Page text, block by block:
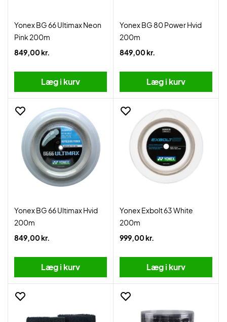
Yonex BG 66 Ultimax Neon
Pink 200m
849,00 kr.
Læg i kurv
Yonex BG 80 Power Hvid
200m
849,00 kr.
Læg i kurv
Yonex BG 66 Ultimax Hvid
200m
849,00 kr.
Læg i kurv
Yonex Exbolt 63 White
200m
999,00 kr.
Læg i kurv